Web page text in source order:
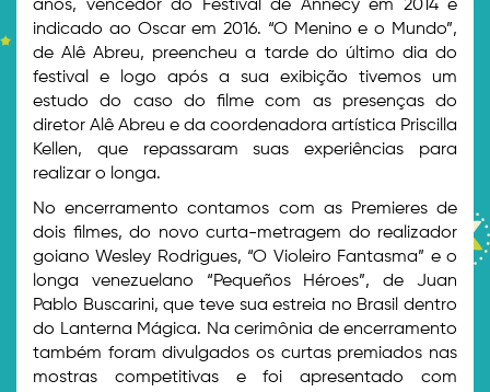
anos, vencedor do Festival de Annecy em 2014 e
indicado ao Oscar em 2016. “O Menino e o Mundo”,
de Alê Abreu, preencheu a tarde do último dia do
festival e logo após a sua exibição tivemos um
estudo do caso do filme com as presenças do
diretor Alê Abreu e da coordenadora artística Priscilla
Kellen, que repassaram suas experiências para
realizar o longa.
No encerramento contamos com as Premieres de
dois filmes, do novo curta-metragem do realizador
goiano Wesley Rodrigues, “O Violeiro Fantasma” e o
longa venezuelano “Pequeños Héroes”, de Juan
Pablo Buscarini, que teve sua estreia no Brasil dentro
do Lanterna Mágica. Na cerimônia de encerramento
também foram divulgados os curtas premiados nas
mostras competitivas e foi apresentado com